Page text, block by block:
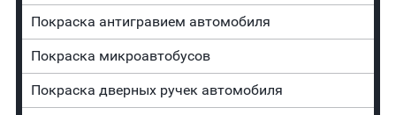
Покраска антигравием автомобиля
Покраска микроавтобусов
Покраска дверных ручек автомобиля